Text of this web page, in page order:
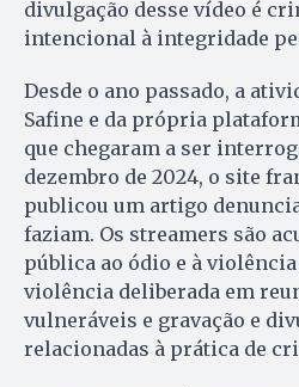
divulgação desse vídeo é
intencional à integridade
Desde o ano passado, a
Safine e da própria
que chegaram a ser
dezembro de 2024, o site
publicou um artigo
faziam. Os streamers são
pública ao ódio e à
violência deliberada em
vulneráveis e gravação e
relacionadas à prática de